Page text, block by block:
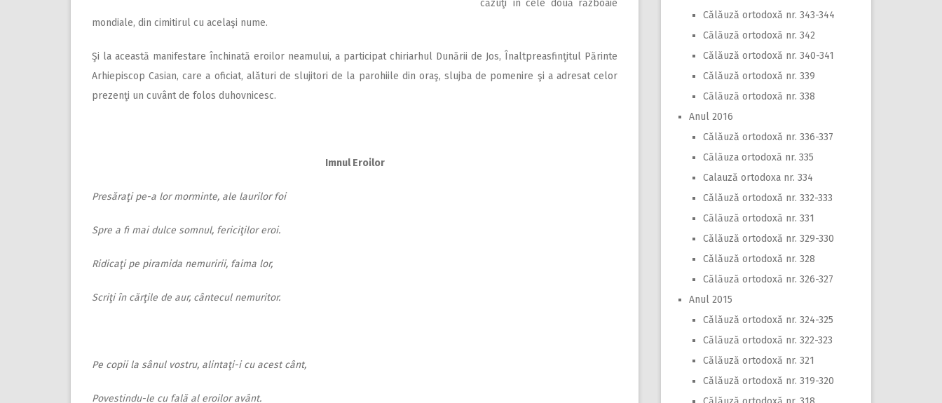
căzuţi în cele două războaie
mondiale, din cimitirul cu acelaşi nume.
Şi la această manifestare închinată eroilor neamului, a participat chiriarhul Dunării de Jos, Înaltpreasfinţitul Părinte
Arhiepiscop Casian, care a oficiat, alături de slujitori de la parohiile din oraş, slujba de pomenire şi a adresat celor
prezenţi un cuvânt de folos duhovnicesc.
Imnul Eroilor
Presăraţi pe-a lor morminte, ale laurilor foi
Spre a fi mai dulce somnul, fericiţilor eroi.
Ridicaţi pe piramida nemuririi, faima lor,
Scriţi în cărţile de aur, cântecul nemuritor.
Pe copii la sânul vostru, alintaţi-i cu acest cânt,
Povestindu-le cu fală al eroilor avânt.
Călăuză ortodoxă nr. 343-344
Călăuză ortodoxă nr. 342
Călăuză ortodoxă nr. 340-341
Călăuză ortodoxă nr. 339
Călăuză ortodoxă nr. 338
Anul 2016
Călăuză ortodoxă nr. 336-337
Călăuza ortodoxă nr. 335
Calauză ortodoxa nr. 334
Călăuză ortodoxă nr. 332-333
Călăuză ortodoxă nr. 331
Călăuză ortodoxă nr. 329-330
Călăuză ortodoxă nr. 328
Călăuză ortodoxă nr. 326-327
Anul 2015
Călăuză ortodoxă nr. 324-325
Călăuză ortodoxă nr. 322-323
Călăuză ortodoxă nr. 321
Călăuză ortodoxă nr. 319-320